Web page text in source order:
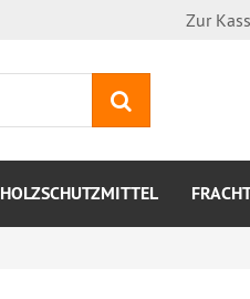
Zur
HOLZSCHUTZMITTEL